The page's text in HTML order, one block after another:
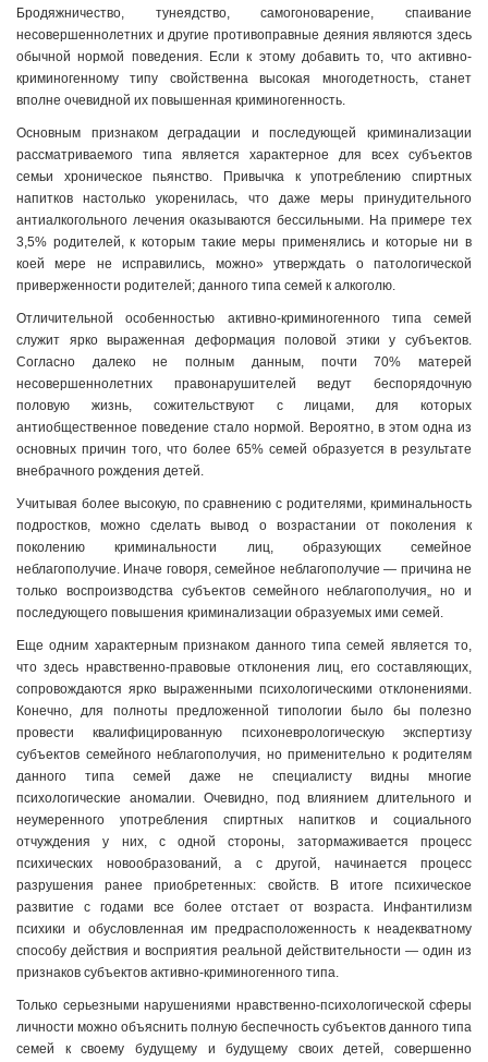
Бродяжничество, тунеядство, самогоноварение, спаивание
несовершеннолетних и другие противоправные деяния являются здесь
обычной нормой поведения. Если к этому добавить то, что активно-
криминогенному типу свойственна высокая многодетность, станет
вполне очевидной их повышенная криминогенность.
Основным признаком деградации и последующей криминализации
рассматриваемого типа является характерное для всех субъектов
семьи хроническое пьянство. Привычка к употреблению спиртных
напитков настолько укоренилась, что даже меры принудительного
антиалкогольного лечения оказываются бессильными. На примере тех
3,5% родителей, к которым такие меры применялись и которые ни в
коей мере не исправились, можно» утверждать о патологической
приверженности родителей; данного типа семей к алкоголю.
Отличительной особенностью активно-криминогенного типа семей
служит ярко выраженная деформация половой этики у субъектов.
Согласно далеко не полным данным, почти 70% матерей
несовершеннолетних правонарушителей ведут беспорядочную
половую жизнь, сожительствуют с лицами, для которых
антиобщественное поведение стало нормой. Вероятно, в этом одна из
основных причин того, что более 65% семей образуется в результате
внебрачного рождения детей.
Учитывая более высокую, по сравнению с родителями, криминальность
подростков, можно сделать вывод о возрастании от поколения к
поколению криминальности лиц, образующих семейное
неблагополучие. Иначе говоря, семейное неблагополучие — причина не
только воспроизводства субъектов семейного неблагополучия„ но и
последующего повышения криминализации образуемых ими семей.
Еще одним характерным признаком данного типа семей является то,
что здесь нравственно-правовые отклонения лиц, его составляющих,
сопровождаются ярко выраженными психологическими отклонениями.
Конечно, для полноты предложенной типологии было бы полезно
провести квалифицированную психоневрологическую экспертизу
субъектов семейного неблагополучия, но применительно к родителям
данного типа семей даже не специалисту видны многие
психологические аномалии. Очевидно, под влиянием длительного и
неумеренного употребления спиртных напитков и социального
отчуждения у них, с одной стороны, затормаживается процесс
психических новообразований, а с другой, начинается процесс
разрушения ранее приобретенных: свойств. В итоге психическое
развитие с годами все более отстает от возраста. Инфантилизм
психики и обусловленная им предрасположенность к неадекватному
способу действия и восприятия реальной действительности — один из
признаков субъектов активно-криминогенного типа.
Только серьезными нарушениями нравственно-психологической сферы
личности можно объяснить полную беспечность субъектов данного типа
семей к своему будущему и будущему своих детей, совершенно